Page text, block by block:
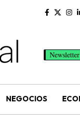
Newsletter
NEGOCIOS